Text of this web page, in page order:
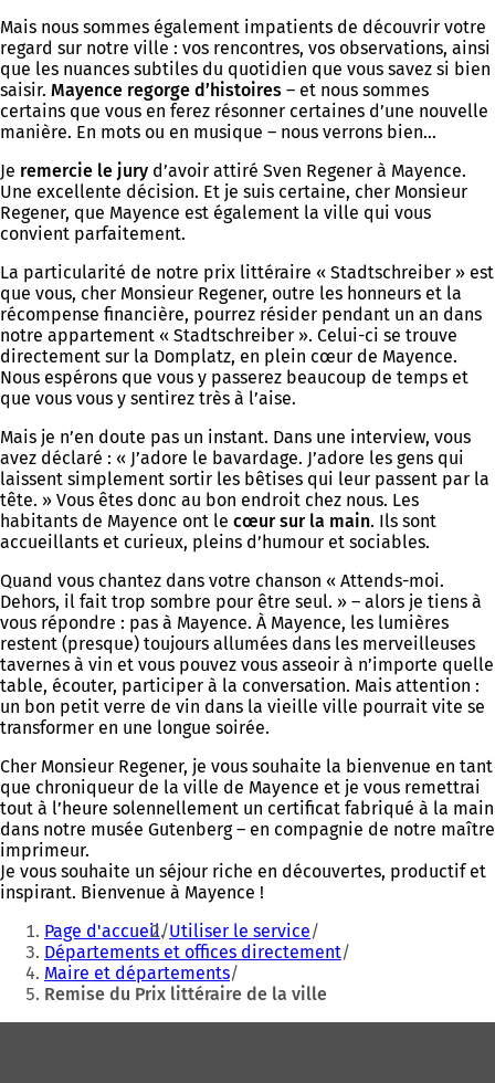
Mais nous sommes également impatients de découvrir votre
regard sur notre ville : vos rencontres, vos observations, ainsi
que les nuances subtiles du quotidien que vous savez si bien
saisir. Mayence regorge d’histoires – et nous sommes
certains que vous en ferez résonner certaines d’une nouvelle
manière. En mots ou en musique – nous verrons bien…
Je remercie le jury d’avoir attiré Sven Regener à Mayence.
Une excellente décision. Et je suis certaine, cher Monsieur
Regener, que Mayence est également la ville qui vous
convient parfaitement.
La particularité de notre prix littéraire « Stadtschreiber » est
que vous, cher Monsieur Regener, outre les honneurs et la
récompense financière, pourrez résider pendant un an dans
notre appartement « Stadtschreiber ». Celui-ci se trouve
directement sur la Domplatz, en plein cœur de Mayence.
Nous espérons que vous y passerez beaucoup de temps et
que vous vous y sentirez très à l’aise.
Mais je n’en doute pas un instant. Dans une interview, vous
avez déclaré : « J’adore le bavardage. J’adore les gens qui
laissent simplement sortir les bêtises qui leur passent par la
tête. » Vous êtes donc au bon endroit chez nous. Les
habitants de Mayence ont le cœur sur la main. Ils sont
accueillants et curieux, pleins d’humour et sociables.
Quand vous chantez dans votre chanson « Attends-moi.
Dehors, il fait trop sombre pour être seul. » – alors je tiens à
vous répondre : pas à Mayence. À Mayence, les lumières
restent (presque) toujours allumées dans les merveilleuses
tavernes à vin et vous pouvez vous asseoir à n’importe quelle
table, écouter, participer à la conversation. Mais attention :
un bon petit verre de vin dans la vieille ville pourrait vite se
transformer en une longue soirée.
Cher Monsieur Regener, je vous souhaite la bienvenue en tant
que chroniqueur de la ville de Mayence et je vous remettrai
tout à l’heure solennellement un certificat fabriqué à la main
dans notre musée Gutenberg – en compagnie de notre maître
imprimeur.
Je vous souhaite un séjour riche en découvertes, productif et
inspirant. Bienvenue à Mayence !
Vous
êtes
ici
Page d'accueil Utiliser le service
Départements et offices directement
Maire et départements
Remise du Prix littéraire de la ville